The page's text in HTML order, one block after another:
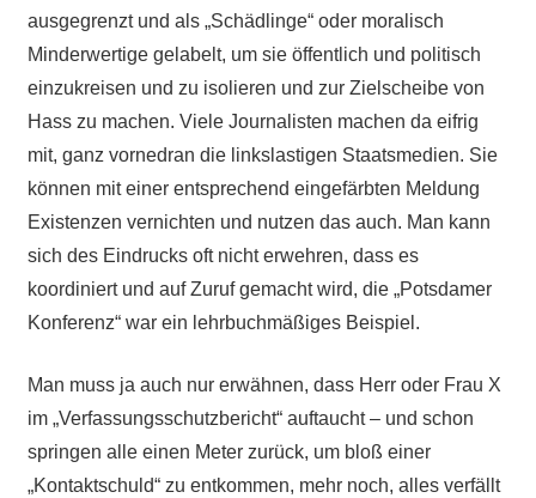
ausgegrenzt und als „Schädlinge“ oder moralisch
Minderwertige gelabelt, um sie öffentlich und politisch
einzukreisen und zu isolieren und zur Zielscheibe von
Hass zu machen. Viele Journalisten machen da eifrig
mit, ganz vornedran die linkslastigen Staatsmedien. Sie
können mit einer entsprechend eingefärbten Meldung
Existenzen vernichten und nutzen das auch. Man kann
sich des Eindrucks oft nicht erwehren, dass es
koordiniert und auf Zuruf gemacht wird, die „Potsdamer
Konferenz“ war ein lehrbuchmäßiges Beispiel.
Man muss ja auch nur erwähnen, dass Herr oder Frau X
im „Verfassungsschutzbericht“ auftaucht – und schon
springen alle einen Meter zurück, um bloß einer
„Kontaktschuld“ zu entkommen, mehr noch, alles verfällt